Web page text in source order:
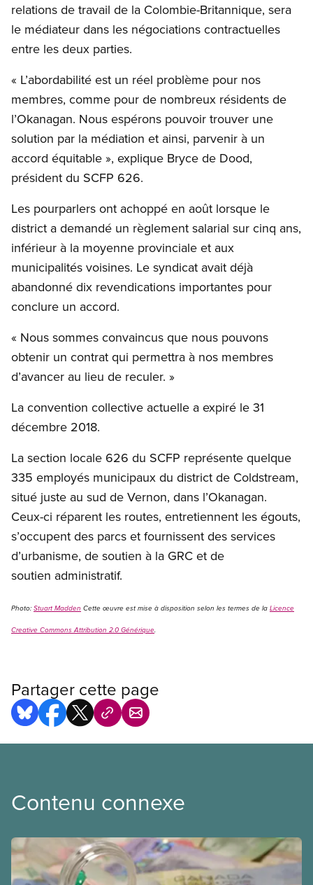
relations de travail de la Colombie-Britannique, sera
le médiateur dans les négociations contractuelles
entre les deux parties.
« L’abordabilité est un réel problème pour nos
membres, comme pour de nombreux résidents de
l’Okanagan. Nous espérons pouvoir trouver une
solution par la médiation et ainsi, parvenir à un
accord équitable », explique Bryce de Dood,
président du SCFP 626.
Les pourparlers ont achoppé en août lorsque le
district a demandé un règlement salarial sur cinq ans,
inférieur à la moyenne provinciale et aux
municipalités voisines. Le syndicat avait déjà
abandonné dix revendications importantes pour
conclure un accord.
« Nous sommes convaincus que nous pouvons
obtenir un contrat qui permettra à nos membres
d’avancer au lieu de reculer. »
La convention collective actuelle a expiré le 31
décembre 2018.
La section locale 626 du SCFP représente quelque
335 employés municipaux du district de Coldstream,
situé juste au sud de Vernon, dans l’Okanagan.
Ceux-ci réparent les routes, entretiennent les égouts,
s’occupent des parcs et fournissent des services
d’urbanisme, de soutien à la GRC et de
soutien administratif.
Photo: Stuart Madden Cette œuvre est mise à disposition selon les termes de la Licence
Creative Commons Attribution 2.0 Générique.
Partager cette page
Contenu connexe